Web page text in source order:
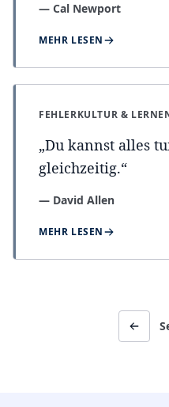
— Cal Newport
MEHR LESEN
FEHLERKULTUR &
„Du kannst alles
gleichzeitig.“
— David Allen
MEHR LESEN